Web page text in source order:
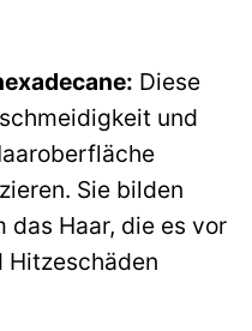
Diese
und
Sie bilden
das Haar, die es vor
Hitzeschäden